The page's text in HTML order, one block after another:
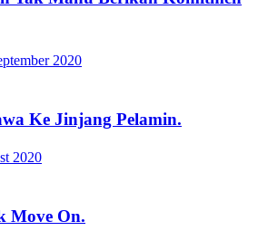
2020
Ke Jinjang Pelamin.
2020
Move On.